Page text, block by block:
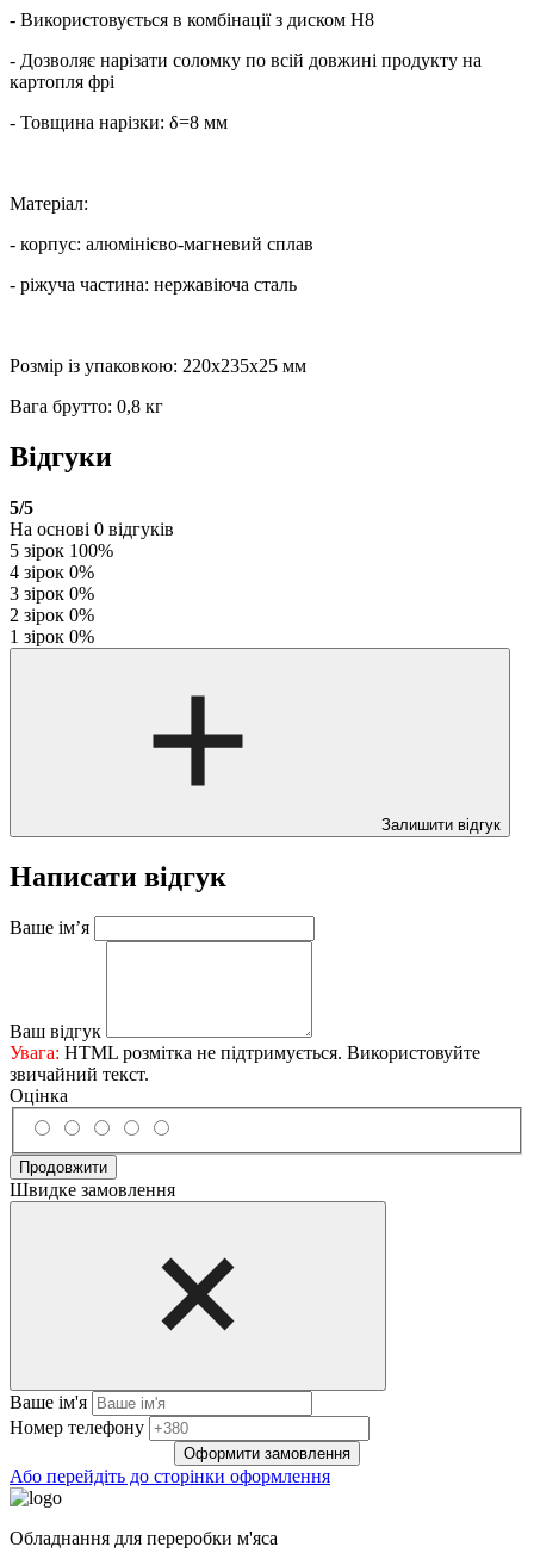
- Використовується в комбінації з диском H8
- Дозволяє нарізати соломку по всій довжині продукту на
картопля фрі
- Товщина нарізки: δ=8 мм
Матеріал:
- корпус: алюмінієво-магневий сплав
- ріжуча частина: нержавіюча сталь
Розмір із упаковкою: 220х235х25 мм
Вага брутто: 0,8 кг
Відгуки
5/5
На основі 0 відгуків
5 зірок 100%
4 зірок 0%
3 зірок 0%
2 зірок 0%
1 зірок 0%
Залишити відгук
Написати відгук
Ваше ім’я
Ваш відгук
Увага: HTML розмітка не підтримується. Використовуйте
звичайний текст.
Оцінка
Продовжити
Швидке замовлення
Ваше ім'я
Нoмep тeлeфoнy
Оформити замовлення
Або перейдіть до сторінки оформлення
Обладнання для переробки м'яса